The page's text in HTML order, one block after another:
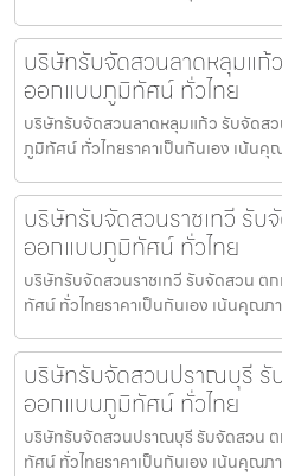
บริษัทรับจัดสวนลาดหลุมแก้
ออกแบบภูมิทัศน์ ทั่วไทย
บริษัทรับจัดสวนลาดหลุมแก้ว รับจัดส
ภูมิทัศน์ ทั่วไทยราคาเป็นกันเอง เน้น
บริษัทรับจัดสวนราชเทวี รับ
ออกแบบภูมิทัศน์ ทั่วไทย
บริษัทรับจัดสวนราชเทวี รับจัดสวน
ทัศน์ ทั่วไทยราคาเป็นกันเอง เน้นคุณ
บริษัทรับจัดสวนปราณบุรี รั
ออกแบบภูมิทัศน์ ทั่วไทย
บริษัทรับจัดสวนปราณบุรี รับจัดสวน
ทัศน์ ทั่วไทยราคาเป็นกันเอง เน้นคุณ